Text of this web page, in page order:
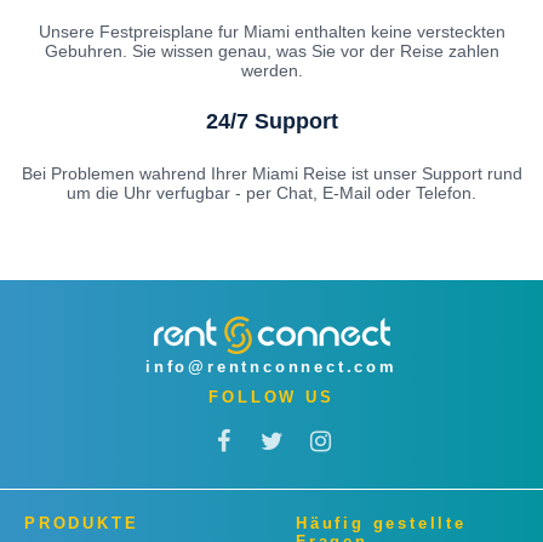
Unsere Festpreisplane fur Miami enthalten keine versteckten
Gebuhren. Sie wissen genau, was Sie vor der Reise zahlen
werden.
24/7 Support
Bei Problemen wahrend Ihrer Miami Reise ist unser Support rund
um die Uhr verfugbar - per Chat, E-Mail oder Telefon.
info@rentnconnect.com
FOLLOW US
PRODUKTE
Häufig gestellte